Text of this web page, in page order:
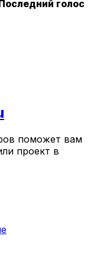
голос
поможет вам
проект в